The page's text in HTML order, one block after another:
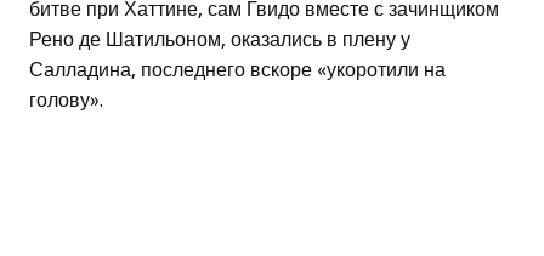
битве при Хаттине, сам Гвидо вместе с зачинщиком
Рено де Шатильоном, оказались в плену у
Салладина, последнего вскоре «укоротили на
голову».